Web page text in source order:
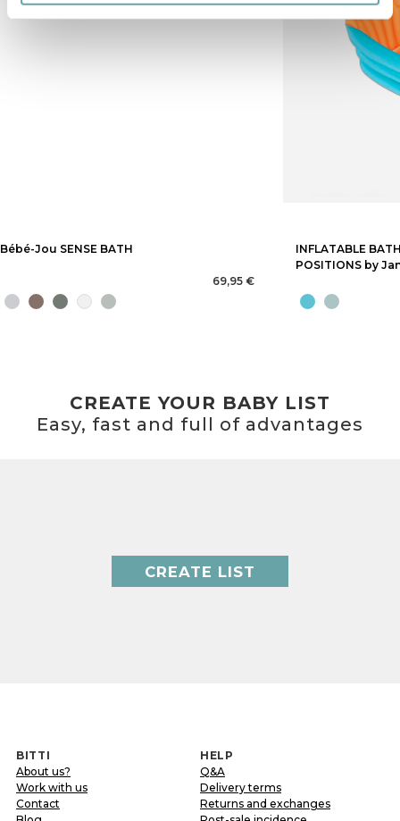
Bébé-Jou SENSE BATH
69,95 €
INFLATABLE
POSITIONS by
CREATE YOUR BABY LIST
Easy, fast and full of advantages
CREATE LIST
BITTI
About us?
Work with us
Contact
HELP
Q&A
Delivery terms
Returns and exchanges